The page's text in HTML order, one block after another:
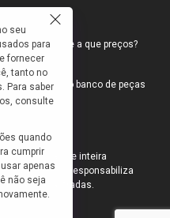
ingressos e a que preços?
criamos o banco de peças
no site são de inteira
não se responsabiliza
peças cadastradas.
seu
para
fornecer
tanto no
Para saber
consulte
quando
cumprir
apenas
não seja